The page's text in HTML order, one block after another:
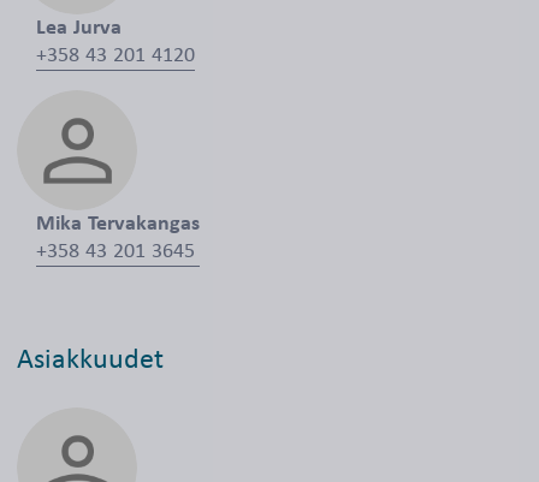
Lea Jurva
+358 43 201 4120
Mika Tervakangas
+358 43 201 3645
Asiakkuudet